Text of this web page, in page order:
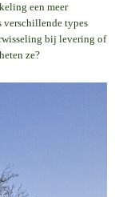
een meer
verschillende types
bij levering of
ze?